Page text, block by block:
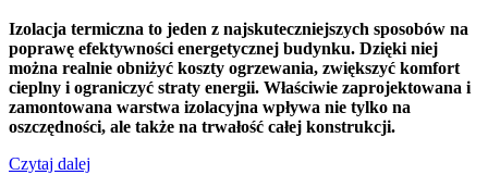
Izolacja termiczna to jeden z najskuteczniejszych sposobów na
poprawę efektywności energetycznej budynku. Dzięki niej
można realnie obniżyć koszty ogrzewania, zwiększyć komfort
cieplny i ograniczyć straty energii. Właściwie zaprojektowana i
zamontowana warstwa izolacyjna wpływa nie tylko na
oszczędności, ale także na trwałość całej konstrukcji.
Czytaj dalej